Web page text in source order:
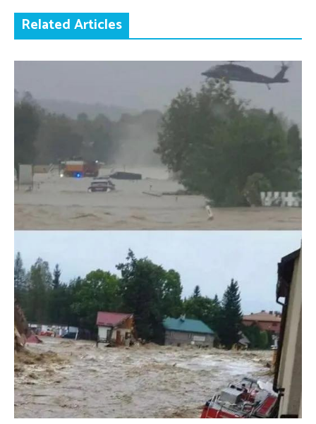
Related Articles